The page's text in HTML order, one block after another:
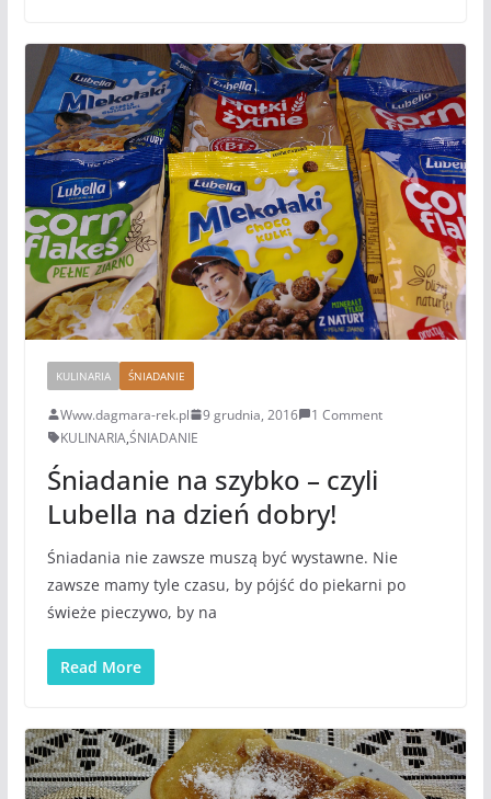
KULINARIA ŚNIADANIE
Www.dagmara-rek.pl 9 grudnia, 2016
1 Comment
KULINARIA,ŚNIADANIE
Śniadanie na szybko – czyli
Lubella na dzień dobry!
Śniadania nie zawsze muszą być wystawne. Nie
zawsze mamy tyle czasu, by pójść do piekarni po
świeże pieczywo, by na
Read More